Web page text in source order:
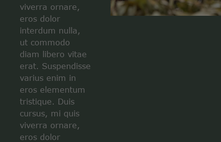
viverra ornare,
eros dolor
interdum nulla,
ut commodo
diam libero vitae
erat. Suspendisse
varius enim in
eros elementum
tristique. Duis
cursus, mi quis
viverra ornare,
eros dolor